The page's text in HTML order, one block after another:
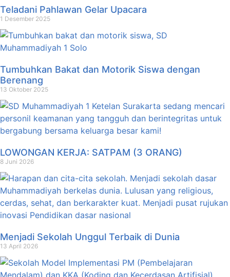
Teladani Pahlawan Gelar Upacara
1 Desember 2025
Tumbuhkan Bakat dan Motorik Siswa dengan
Berenang
13 Oktober 2025
LOWONGAN KERJA: SATPAM (3 ORANG)
8 Juni 2026
Menjadi Sekolah Unggul Terbaik di Dunia
13 April 2026